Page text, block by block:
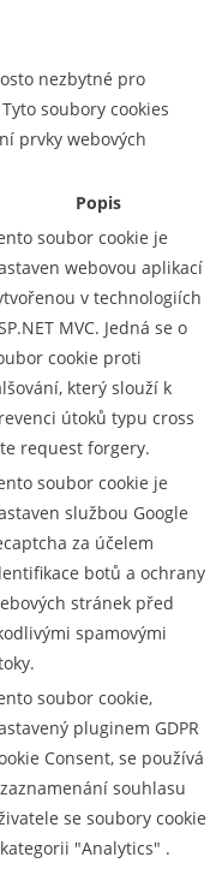
nezbytné pro
soubory cookies
prvky webových
Popis
soubor cookie je
webovou aplikací
v technologiích
MVC. Jedná se o
cookie proti
který slouží k
útoků typu cross
request forgery.
soubor cookie je
službou Google
za účelem
botů a ochrany
stránek před
spamovými
soubor cookie,
pluginem GDPR
Consent, se používá
souhlasu
se soubory cookie
"Analytics" .